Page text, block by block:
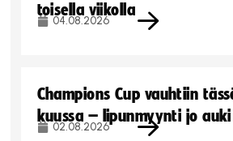
toisella viikolla
04.08.2026
Champions Cup vauhtiin
kuussa – lipunmyynti jo auki
02.08.2026